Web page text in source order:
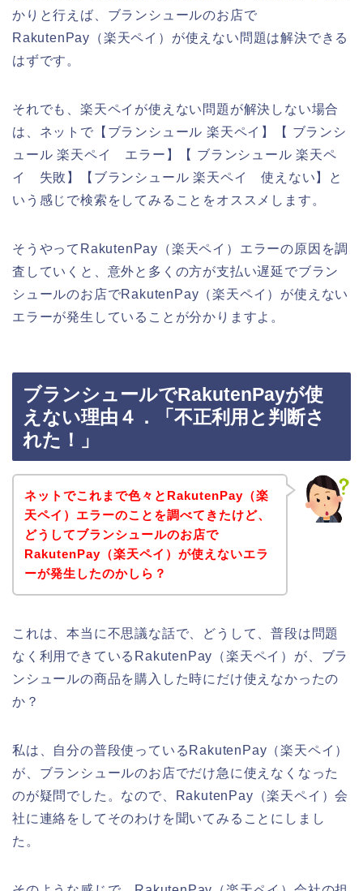
かりと行えば、ブランシュールのお店で
RakutenPay（楽天ペイ）が使えない問題は解決できる
はずです。
それでも、楽天ペイが使えない問題が解決しない場合
は、ネットで【ブランシュール 楽天ペイ】【 ブランシ
ュール 楽天ペイ エラー】【 ブランシュール 楽天ペ
イ 失敗】【ブランシュール 楽天ペイ 使えない】と
いう感じで検索をしてみることをオススメします。
そうやってRakutenPay（楽天ペイ）エラーの原因を調
査していくと、意外と多くの方が支払い遅延でブラン
シュールのお店でRakutenPay（楽天ペイ）が使えない
エラーが発生していることが分かりますよ。
ブランシュールでRakutenPayが使
えない理由４．「不正利用と判断さ
れた！」
ネットでこれまで色々とRakutenPay（楽
天ペイ）エラーのことを調べてきたけど、
どうしてブランシュールのお店で
RakutenPay（楽天ペイ）が使えないエラ
ーが発生したのかしら？
これは、本当に不思議な話で、どうして、普段は問題
なく利用できているRakutenPay（楽天ペイ）が、ブラ
ンシュールの商品を購入した時にだけ使えなかったの
か？
私は、自分の普段使っているRakutenPay（楽天ペイ）
が、ブランシュールのお店でだけ急に使えなくなった
のが疑問でした。なので、RakutenPay（楽天ペイ）会
社に連絡をしてそのわけを聞いてみることにしまし
た。